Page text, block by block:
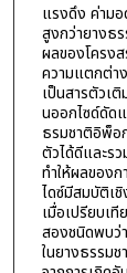
แรงดึง ค่ามอ
สูงกว่ายางธ
ผลของโครง
ความแตกต่า
เป็นสารตัวเ
นออกไซด์ดัด
ธรมชาติอิพ็อ
ตัวได้ดีและร
ทำให้ผลของ
ไดซ์มีสมบัติเ
เมื่อเปรียบเ
สองชนิดพบว่
ในยางธรรม